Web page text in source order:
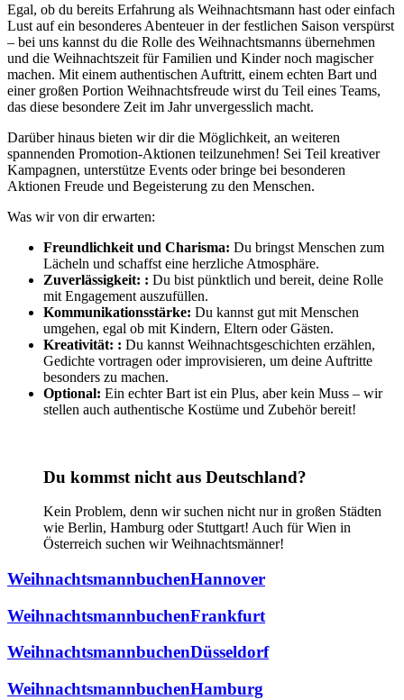
Egal, ob du bereits Erfahrung als Weihnachtsmann hast oder einfach
Lust auf ein besonderes Abenteuer in der festlichen Saison verspürst
– bei uns kannst du die Rolle des Weihnachtsmanns übernehmen
und die Weihnachtszeit für Familien und Kinder noch magischer
machen. Mit einem authentischen Auftritt, einem echten Bart und
einer großen Portion Weihnachtsfreude wirst du Teil eines Teams,
das diese besondere Zeit im Jahr unvergesslich macht.
Darüber hinaus bieten wir dir die Möglichkeit, an weiteren
spannenden Promotion-Aktionen teilzunehmen! Sei Teil kreativer
Kampagnen, unterstütze Events oder bringe bei besonderen
Aktionen Freude und Begeisterung zu den Menschen.
Was wir von dir erwarten:
Freundlichkeit und Charisma: Du bringst Menschen zum
Lächeln und schaffst eine herzliche Atmosphäre.
Zuverlässigkeit: : Du bist pünktlich und bereit, deine Rolle
mit Engagement auszufüllen.
Kommunikationsstärke: Du kannst gut mit Menschen
umgehen, egal ob mit Kindern, Eltern oder Gästen.
Kreativität: : Du kannst Weihnachtsgeschichten erzählen,
Gedichte vortragen oder improvisieren, um deine Auftritte
besonders zu machen.
Optional: Ein echter Bart ist ein Plus, aber kein Muss – wir
stellen auch authentische Kostüme und Zubehör bereit!
Du kommst nicht aus Deutschland?
Kein Problem, denn wir suchen nicht nur in großen Städten
wie Berlin, Hamburg oder Stuttgart! Auch für Wien in
Österreich suchen wir Weihnachtsmänner!
WeihnachtsmannbuchenHannover
WeihnachtsmannbuchenFrankfurt
WeihnachtsmannbuchenDüsseldorf
WeihnachtsmannbuchenHamburg